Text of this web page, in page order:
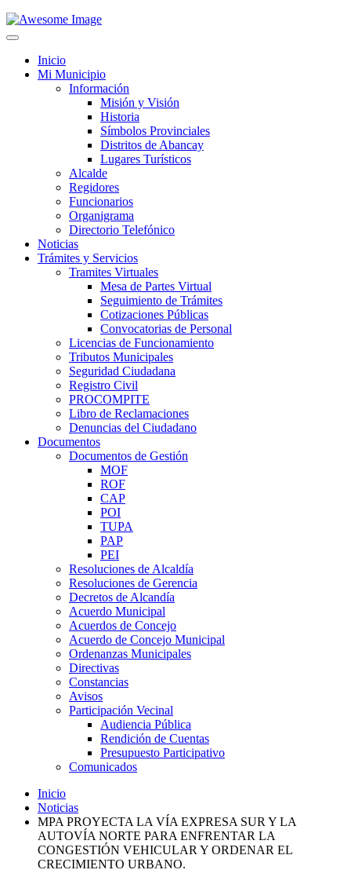
Inicio
Mi Municipio
Información
Misión y Visión
Historia
Símbolos Provinciales
Distritos de Abancay
Lugares Turísticos
Alcalde
Regidores
Funcionarios
Organigrama
Directorio Telefónico
Noticias
Trámites y Servicios
Tramites Virtuales
Mesa de Partes Virtual
Seguimiento de Trámites
Cotizaciones Públicas
Convocatorias de Personal
Licencias de Funcionamiento
Tributos Municipales
Seguridad Ciudadana
Registro Civil
PROCOMPITE
Libro de Reclamaciones
Denuncias del Ciudadano
Documentos
Documentos de Gestión
MOF
ROF
CAP
POI
TUPA
PAP
PEI
Resoluciones de Alcaldía
Resoluciones de Gerencia
Decretos de Alcandía
Acuerdo Municipal
Acuerdos de Concejo
Acuerdo de Concejo Municipal
Ordenanzas Municipales
Directivas
Constancias
Avisos
Participación Vecinal
Audiencia Pública
Rendición de Cuentas
Presupuesto Participativo
Comunicados
Inicio
Noticias
MPA PROYECTA LA VÍA EXPRESA SUR Y LA
AUTOVÍA NORTE PARA ENFRENTAR LA
CONGESTIÓN VEHICULAR Y ORDENAR EL
CRECIMIENTO URBANO.